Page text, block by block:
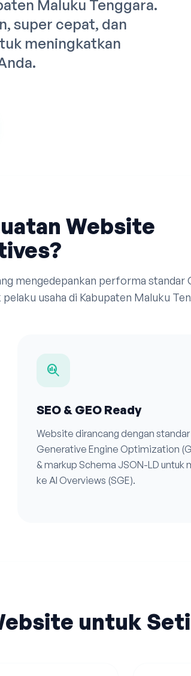
Maluku Tenggara.
super cepat, dan
meningkatkan
Website
mengedepankan performa standar
usaha di Kabupaten Maluku
search_insights
SEO & GEO Ready
Website dirancang dengan standar
Generative Engine Optimization
& markup Schema JSON-LD untuk
ke AI Overviews (SGE).
untuk